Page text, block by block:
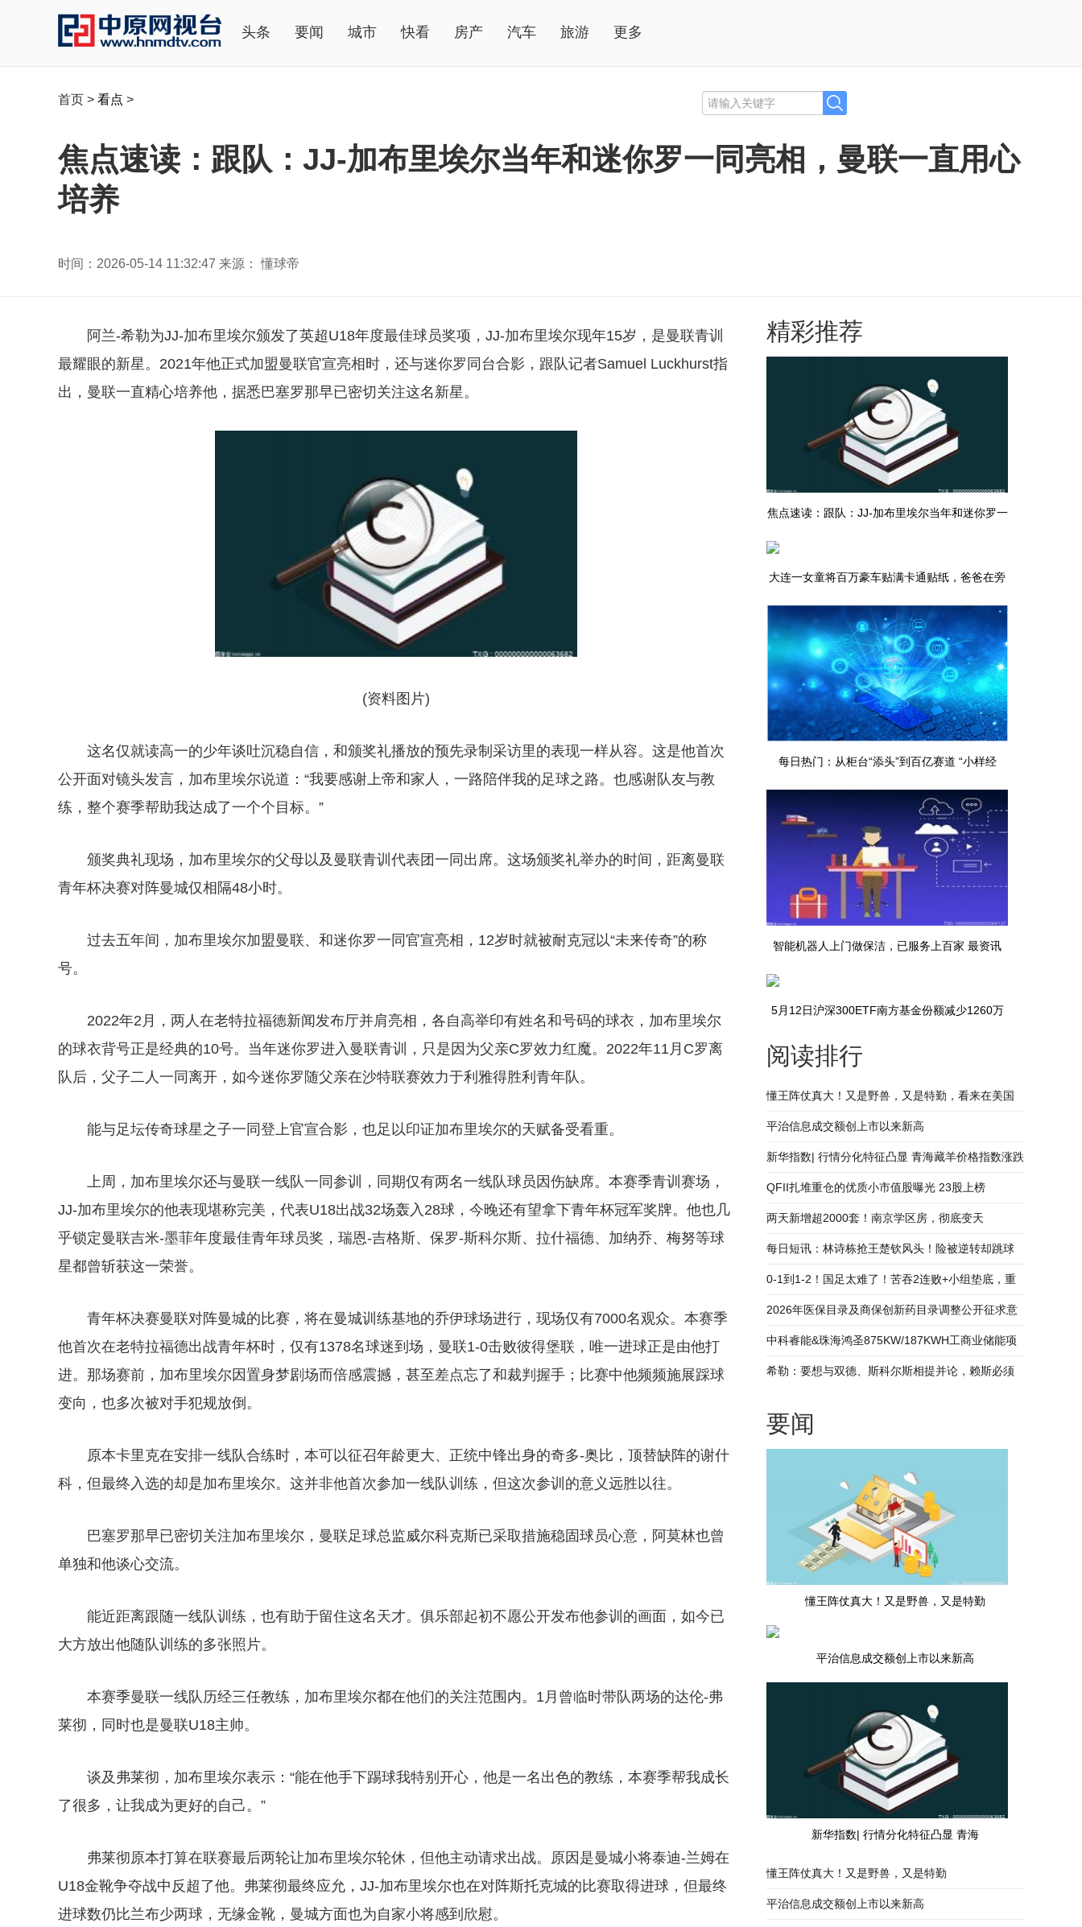
头条 要闻 城市 快看 房产 汽车 旅游 更多
首页 > 看点 >
焦点速读：跟队：JJ-加布里埃尔当年和迷你罗一同亮相，曼联一直用心
培养
时间：2026-05-14 11:32:47 来源： 懂球帝
阿兰-希勒为JJ-加布里埃尔颁发了英超U18年度最佳球员奖项，JJ-加布里埃尔现年15岁，是曼联青训
最耀眼的新星。2021年他正式加盟曼联官宣亮相时，还与迷你罗同台合影，跟队记者Samuel Luckhurst指
出，曼联一直精心培养他，据悉巴塞罗那早已密切关注这名新星。
(资料图片)
这名仅就读高一的少年谈吐沉稳自信，和颁奖礼播放的预先录制采访里的表现一样从容。这是他首次
公开面对镜头发言，加布里埃尔说道：“我要感谢上帝和家人，一路陪伴我的足球之路。也感谢队友与教
练，整个赛季帮助我达成了一个个目标。”
颁奖典礼现场，加布里埃尔的父母以及曼联青训代表团一同出席。这场颁奖礼举办的时间，距离曼联
青年杯决赛对阵曼城仅相隔48小时。
过去五年间，加布里埃尔加盟曼联、和迷你罗一同官宣亮相，12岁时就被耐克冠以“未来传奇”的称
号。
2022年2月，两人在老特拉福德新闻发布厅并肩亮相，各自高举印有姓名和号码的球衣，加布里埃尔
的球衣背号正是经典的10号。当年迷你罗进入曼联青训，只是因为父亲C罗效力红魔。2022年11月C罗离
队后，父子二人一同离开，如今迷你罗随父亲在沙特联赛效力于利雅得胜利青年队。
能与足坛传奇球星之子一同登上官宣合影，也足以印证加布里埃尔的天赋备受看重。
上周，加布里埃尔还与曼联一线队一同参训，同期仅有两名一线队球员因伤缺席。本赛季青训赛场，
JJ-加布里埃尔的他表现堪称完美，代表U18出战32场轰入28球，今晚还有望拿下青年杯冠军奖牌。他也几
乎锁定曼联吉米-墨菲年度最佳青年球员奖，瑞恩-吉格斯、保罗-斯科尔斯、拉什福德、加纳乔、梅努等球
星都曾斩获这一荣誉。
青年杯决赛曼联对阵曼城的比赛，将在曼城训练基地的乔伊球场进行，现场仅有7000名观众。本赛季
他首次在老特拉福德出战青年杯时，仅有1378名球迷到场，曼联1-0击败彼得堡联，唯一进球正是由他打
进。那场赛前，加布里埃尔因置身梦剧场而倍感震撼，甚至差点忘了和裁判握手；比赛中他频频施展踩球
变向，也多次被对手犯规放倒。
原本卡里克在安排一线队合练时，本可以征召年龄更大、正统中锋出身的奇多-奥比，顶替缺阵的谢什
科，但最终入选的却是加布里埃尔。这并非他首次参加一线队训练，但这次参训的意义远胜以往。
巴塞罗那早已密切关注加布里埃尔，曼联足球总监威尔科克斯已采取措施稳固球员心意，阿莫林也曾
单独和他谈心交流。
能近距离跟随一线队训练，也有助于留住这名天才。俱乐部起初不愿公开发布他参训的画面，如今已
大方放出他随队训练的多张照片。
本赛季曼联一线队历经三任教练，加布里埃尔都在他们的关注范围内。1月曾临时带队两场的达伦-弗
莱彻，同时也是曼联U18主帅。
谈及弗莱彻，加布里埃尔表示：“能在他手下踢球我特别开心，他是一名出色的教练，本赛季帮我成长
了很多，让我成为更好的自己。”
弗莱彻原本打算在联赛最后两轮让加布里埃尔轮休，但他主动请求出战。原因是曼城小将泰迪-兰姆在
U18金靴争夺战中反超了他。弗莱彻最终应允，JJ-加布里埃尔也在对阵斯托克城的比赛取得进球，但最终
进球数仍比兰布少两球，无缘金靴，曼城方面也为自家小将感到欣慰。
精彩推荐
焦点速读：跟队：JJ-加布里埃尔当年和迷你罗一
大连一女童将百万豪车贴满卡通贴纸，爸爸在旁
记录：我又能说什么呢？自己的孩子自己宠
每日热门：从柜台“添头”到百亿赛道 “小样经
济”点燃消费新活力
智能机器人上门做保洁，已服务上百家 最资讯
5月12日沪深300ETF南方基金份额减少1260万
份，重仓股宁德时代、贵州茅台、中际旭创
阅读排行
懂王阵仗真大！又是野兽，又是特勤，看来在美国
被打怕了_每日速读
平治信息成交额创上市以来新高
新华指数| 行情分化特征凸显 青海藏羊价格指数涨跌
互现
QFII扎堆重仓的优质小市值股曝光 23股上榜
两天新增超2000套！南京学区房，彻底变天
每日短讯：林诗栋抢王楚钦风头！险被逆转却跳球
桌狂欢，把自己演成关键英雄
0-1到1-2！国足太难了！苦吞2连败+小组垫底，重
返U17世界杯难了_焦点观察
2026年医保目录及商保创新药目录调整公开征求意
见
中科睿能&珠海鸿圣875KW/187KWH工商业储能项
目开工大吉!
希勒：要想与双德、斯科尔斯相提并论，赖斯必须
要闻
懂王阵仗真大！又是野兽，又是特勤
平治信息成交额创上市以来新高
新华指数| 行情分化特征凸显 青海
懂王阵仗真大！又是野兽，又是特勤
平治信息成交额创上市以来新高